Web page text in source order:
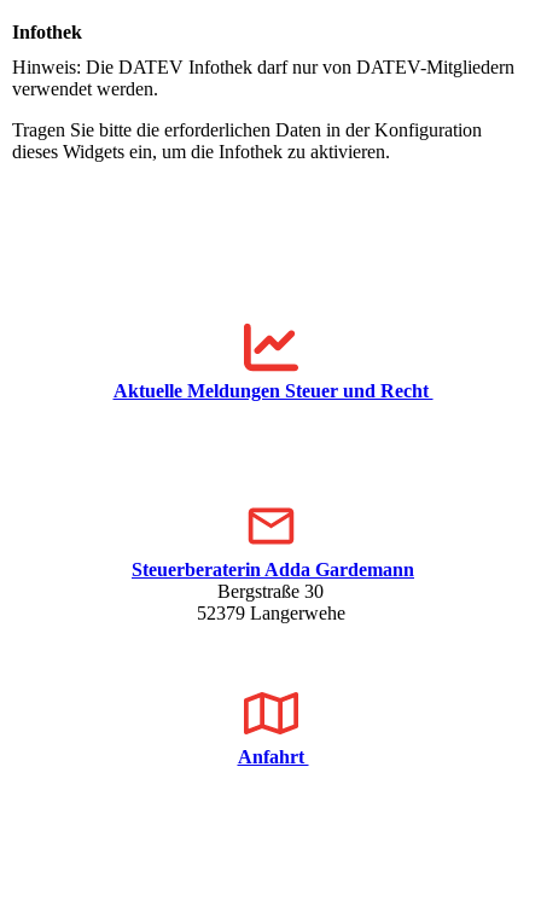
Infothek
Hinweis: Die DATEV Infothek darf nur von DATEV-Mitgliedern
verwendet werden.
Tragen Sie bitte die erforderlichen Daten in der Konfiguration
dieses Widgets ein, um die Infothek zu aktivieren.
Aktuelle Meldungen Steuer und Recht
Steuerberaterin Adda Gardemann
Bergstraße 30
52379 Langerwehe
Anfahrt